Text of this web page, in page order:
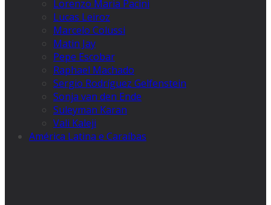
Lorenzo Maria Pacini
Lucas Leiroz
Marcelo Colussi
Matin Jay
Pepe Escobar
Raphael Machado
Sergio Rodríguez Gelfenstein
Sonja van den Ende
Suleyman Karan
Vali Kaleji
América Latina e Caraíbas